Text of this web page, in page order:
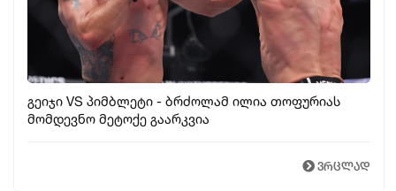
გეიჯი VS პიმბლეტი - ბრძოლამ ილია თოფურიას
მომდევნო მეტოქე გაარკვია
ვრცლად